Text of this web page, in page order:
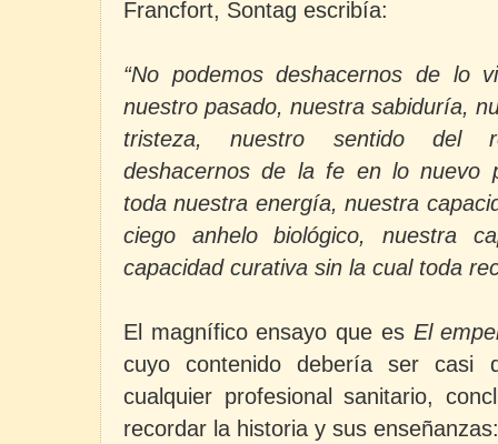
Francfort, Sontag escribía:
“No podemos deshacernos de lo
nuestro pasado, nuestra sabiduría,
tristeza, nuestro sentido del
deshacernos de la fe en lo nuevo
toda nuestra energía, nuestra
ciego anhelo biológico, nuestra
capacidad curativa sin la cual toda
El magnífico ensayo que es El
cuyo contenido debería ser casi
cualquier profesional sanitario,
recordar la historia y sus enseñanzas: